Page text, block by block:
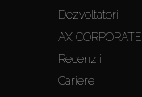
Dezvoltatori
AX CORPORATE
Recenzii
Cariere